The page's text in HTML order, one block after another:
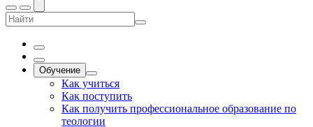
Обучение
Как учиться
Как поступить
Как получить профессиональное образование по
теологии